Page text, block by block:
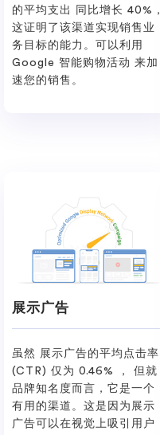
的平均支出 同比增长 40%，
这证明了该渠道实现销售业
务目标的能力。可以利用
Google 智能购物活动 来加
速您的销售。
展示广告
虽然 展示广告的平均点击率
(CTR) 仅为 0.46% ， 但就
品牌知名度而言，它是一个
有用的渠道。这是因为展示
广告可以在视觉上吸引用户